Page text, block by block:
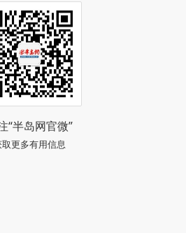
“半岛网官微”
更多有用信息